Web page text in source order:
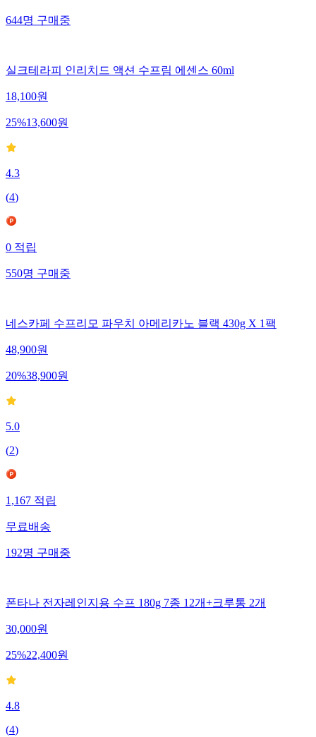
644명 구매중
실크테라피 인리치드 액션 수프림 에센스 60ml
18,100원
25%13,600원
4.3
(4)
0 적립
550명 구매중
네스카페 수프리모 파우치 아메리카노 블랙 430g X 1팩
48,900원
20%38,900원
5.0
(2)
1,167 적립
무료배송
192명 구매중
폰타나 전자레인지용 수프 180g 7종 12개+크루통 2개
30,000원
25%22,400원
4.8
(4)